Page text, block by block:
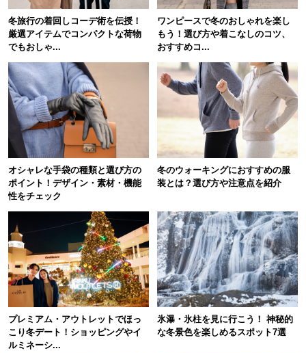
冬旅行の着回しコーデ術を伝授！
厳選アイテムでコンパクトな荷物
でもおしゃ...
ワンピースで冬のおしゃれを楽し
もう！選び方や着こなしのコツ、
おすすめコ...
オシャレな手袋の種類と選び方の
ポイント！デザイン・素材・機能
性をチェック
冬のウォーキングにおすすめの服
装とは？選び方や注意点を紹介
プレミアム・アウトレットでほっ
こり冬デート！ショッピングやイ
ルミネーシ...
氷瀑・氷柱を見に行こう！ 神秘的
な冬景色を楽しめるスポット7選